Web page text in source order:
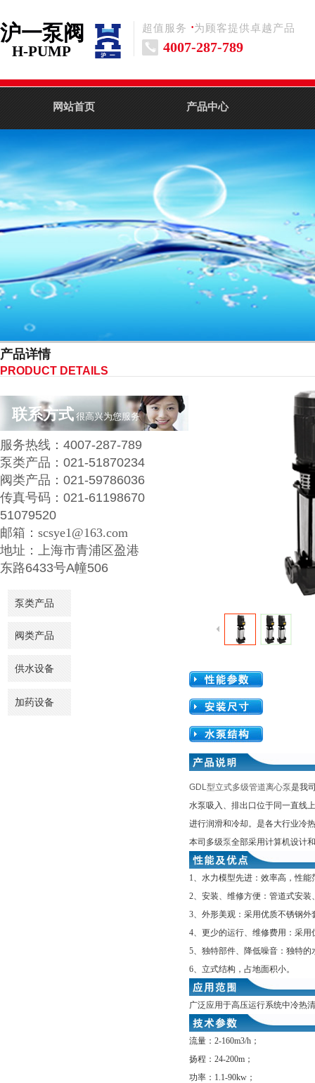
沪一泵阀 ·
超值服务 为顾客提供卓越产品
4007-287-789
H-PUMP
网站首页 产品中心
产品详情
PRODUCT DETAILS
GDL型立式多级管道离心泵是我
水泵吸入、排出口位于同一直线
进行润滑和冷却。是各大行业冷
本司多级泵全部采用计算机设计
1、水力模型先进：效率高，性能
2、安装、维修方便：管道式安
3、外形美观：采用优质不锈钢外
4、更少的运行、维修费用：采
5、独特部件、降低噪音：独特
6、立式结构，占地面积小。
广泛应用于高压运行系统中冷热
流量：2-160m3/h；
扬程：24-200m；
功率：1.1-90kw；
联系方式 很高兴为您服务
服务热线： 4007-287-789
泵类产品： 021-51870234
阀类产品 ： 021-59786036
传真号码： 021-61198670
51079520
邮箱： scsye1@163.com
地址： 上海市青浦区盈港
东路6433号A幢506
泵类产品
阀类产品
供水设备
加药设备